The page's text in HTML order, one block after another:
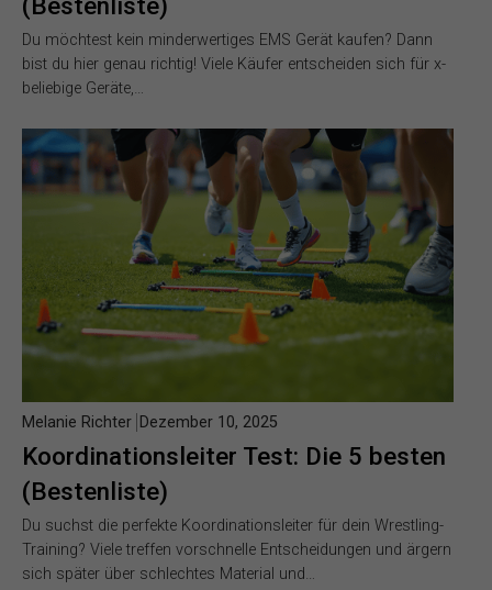
Du möchtest kein minderwertiges EMS Gerät kaufen? Dann
bist du hier genau richtig! Viele Käufer entscheiden sich für x-
beliebige Geräte,…
Koordinationsleiter Test: Die 5 besten
(Bestenliste)
Melanie Richter Dezember 10, 2025
Du suchst die perfekte Koordinationsleiter für dein Wrestling-
Training? Viele treffen vorschnelle Entscheidungen und ärgern
sich später über schlechtes Material und…